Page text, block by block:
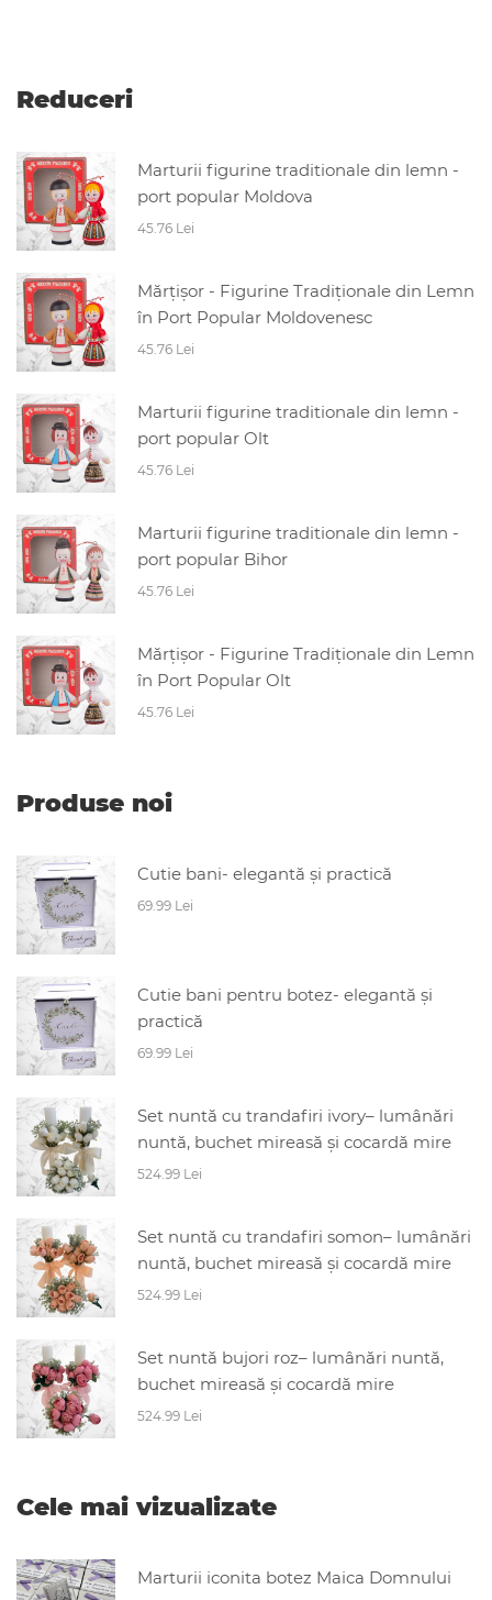
Reduceri
Marturii figurine traditionale din lemn -
port popular Moldova
45.76 Lei
Mărțișor - Figurine Tradiționale din Lemn
în Port Popular Moldovenesc
45.76 Lei
Marturii figurine traditionale din lemn -
port popular Olt
45.76 Lei
Marturii figurine traditionale din lemn -
port popular Bihor
45.76 Lei
Mărțișor - Figurine Tradiționale din Lemn
în Port Popular Olt
45.76 Lei
Produse noi
Cutie bani- elegantă și practică
69.99 Lei
Cutie bani pentru botez- elegantă și
practică
69.99 Lei
Set nuntă cu trandafiri ivory– lumânări
nuntă, buchet mireasă și cocardă mire
524.99 Lei
Set nuntă cu trandafiri somon– lumânări
nuntă, buchet mireasă și cocardă mire
524.99 Lei
Set nuntă bujori roz– lumânări nuntă,
buchet mireasă și cocardă mire
524.99 Lei
Cele mai vizualizate
Marturii iconita botez Maica Domnului